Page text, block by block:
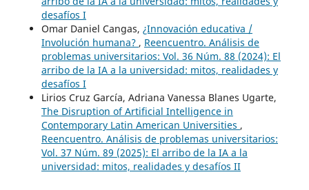
desafíos I
Omar Daniel Cangas, ¿Innovación educativa /
Involución humana? , Reencuentro. Análisis de
problemas universitarios: Vol. 36 Núm. 88 (2024): El
arribo de la IA a la universidad: mitos, realidades y
desafíos I
Lirios Cruz García, Adriana Vanessa Blanes Ugarte,
The Disruption of Artificial Intelligence in
Contemporary Latin American Universities ,
Reencuentro. Análisis de problemas universitarios:
Vol. 37 Núm. 89 (2025): El arribo de la IA a la
universidad: mitos, realidades y desafíos II